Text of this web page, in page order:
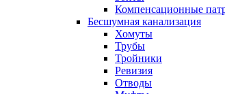
Компенсационные
Бесшумная канализация
Хомуты
Трубы
Тройники
Ревизия
Отводы